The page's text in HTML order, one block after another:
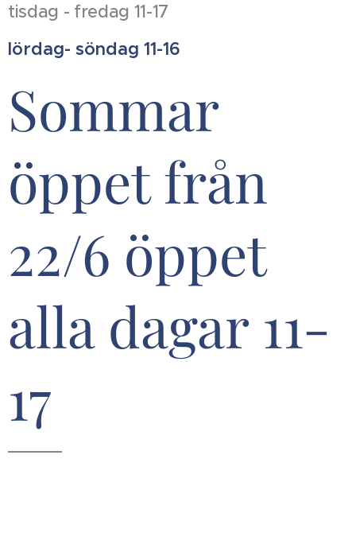
tisdag - fredag 11-17
lördag- söndag 11-16
Sommar
öppet från
22/6 öppet
alla dagar 11-
17